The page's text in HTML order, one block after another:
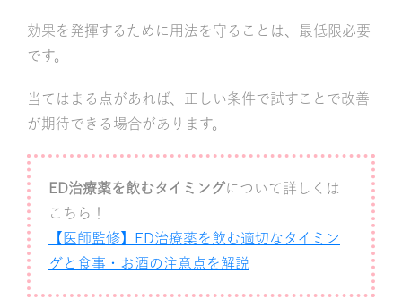
効果を発揮するために用法を守ることは、最低限必要
です。
当てはまる点があれば、正しい条件で試すことで改善
が期待できる場合があります。
ED治療薬を飲むタイミングについて詳しくは
こちら！
【医師監修】ED治療薬を飲む適切なタイミン
グと食事・お酒の注意点を解説